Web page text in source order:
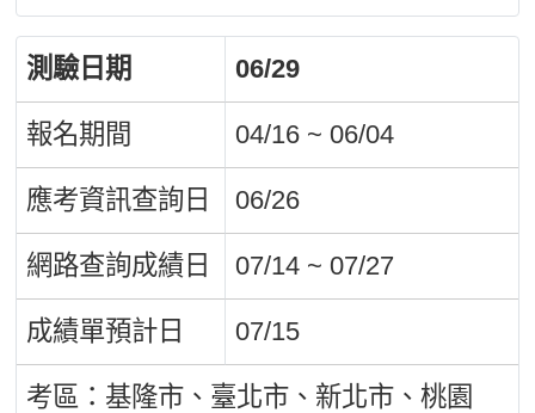
測驗日期 06/29
報名期間 04/16 ~ 06/04
應考資訊查詢日 06/26
網路查詢成績日 07/14 ~ 07/27
成績單預計日 07/15
考區：基隆市、臺北市、新北市、桃園